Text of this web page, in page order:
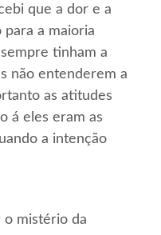
que a dor e a
para a maioria
tinham a
não entenderem a
as atitudes
á eles eram as
a intenção
o mistério da